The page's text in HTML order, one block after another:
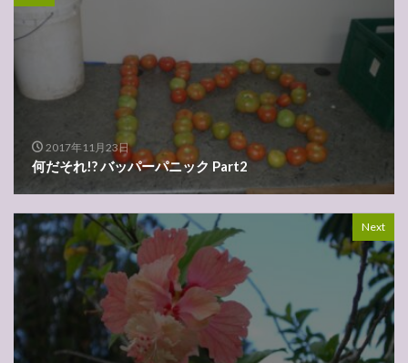
2017年11月23日
何だそれ!? バッパーパニック Part2
Next